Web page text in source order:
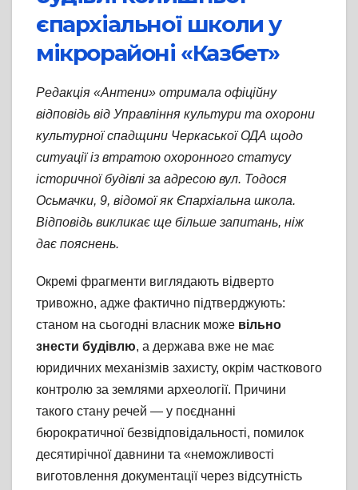
єпархіальної школи у
мікрорайоні «Казбет»
Редакція «Антени» отримала офіційну
відповідь від Управління культури та охорони
культурної спадщини Черкаської ОДА щодо
ситуації із втратою охоронного статусу
історичної будівлі за адресою вул. Тодося
Осьмачки, 9, відомої як Єпархіальна школа.
Відповідь викликає ще більше запитань, ніж
дає пояснень.
Окремі фрагменти виглядають відверто
тривожно, адже фактично підтверджують:
станом на сьогодні власник може вільно
знести будівлю, а держава вже не має
юридичних механізмів захисту, окрім часткового
контролю за землями археології. Причини
такого стану речей — у поєднанні
бюрократичної безвідповідальності, помилок
десятирічної давнини та «неможливості
виготовлення документації через відсутність